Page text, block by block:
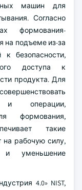
машин для
Согласно
формования-
на подъеме из-за
к безопасности,
доступа к
продукта. Для
и операции,
формования,
такие
на рабочую силу,
и уменьшение
4.0» NIST,